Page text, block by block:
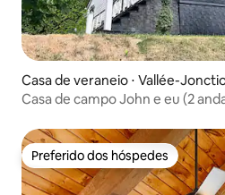
Casa de veraneio ⋅ Vallée-
Casa de campo John e eu (2
Preferido dos hóspedes
Preferido dos hóspedes